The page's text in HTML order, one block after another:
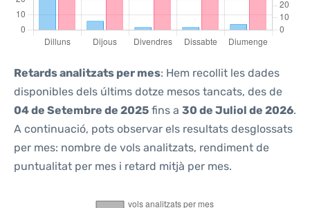
Retards analitzats per mes: Hem recollit les dades
disponibles dels últims dotze mesos tancats, des de
04 de Setembre de 2025 fins a 30 de Juliol de 2026.
A continuació, pots observar els resultats desglossats
per mes: nombre de vols analitzats, rendiment de
puntualitat per mes i retard mitjà per mes.